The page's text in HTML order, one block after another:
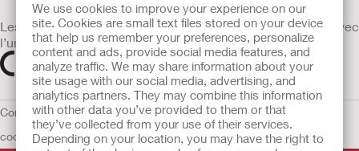
We use cookies to improve your experience on our
site. Cookies are small text files stored on your device
that help us remember your preferences, personalize
content and ads, provide social media features, and
analyze traffic. We may share information about your
site usage with our social media, advertising, and
analytics partners. They may combine this information
with other data you’ve provided to them or that
they’ve collected from your use of their services.
Depending on your location, you may have the right to
Les dispositifs médicaux vendus dans l’UE sont marqués avec
l’un des symboles suivants selon le besoin
Conditions d'utilisation Politique de confidentialité Utilisation des
cookiesUE Avis au DénonciateurConditions générales de vente